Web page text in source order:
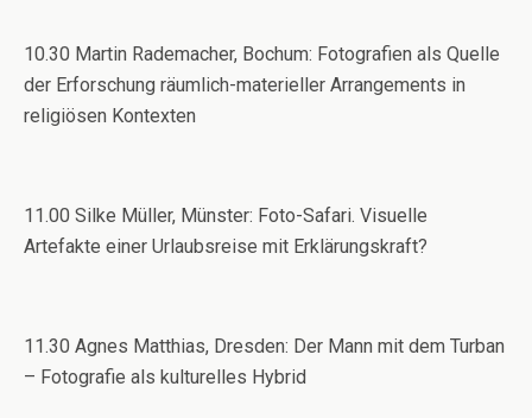
10.30 Martin Rademacher, Bochum: Fotografien als Quelle
der Erforschung räumlich-materieller Arrangements in
religiösen Kontexten
11.00 Silke Müller, Münster: Foto-Safari. Visuelle
Artefakte einer Urlaubsreise mit Erklärungskraft?
11.30 Agnes Matthias, Dresden: Der Mann mit dem Turban
– Fotografie als kulturelles Hybrid